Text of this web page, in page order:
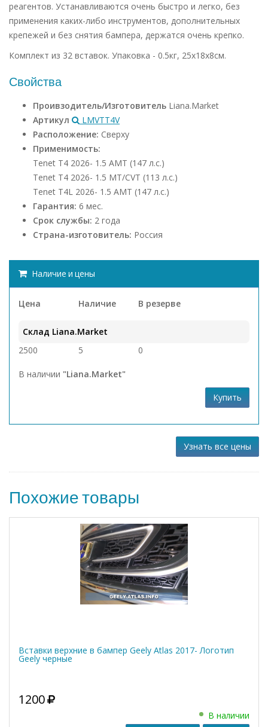
реагентов. Устанавливаются очень быстро и легко, без
применения каких-либо инструментов, дополнительных
крепежей и без снятия бампера, держатся очень крепко.
Комплект из 32 вставок. Упаковка - 0.5кг, 25х18х8см.
Свойства
Проивзодитель/Изготовитель Liana.Market
Артикул
LMVTT4V
Расположение: Сверху
Применимость:
Tenet T4 2026- 1.5 AMT (147 л.с.)
Tenet T4 2026- 1.5 MT/CVT (113 л.с.)
Tenet T4L 2026- 1.5 AMT (147 л.с.)
Гарантия: 6 мес.
Срок службы: 2 года
Страна-изготовитель: Россия
Наличие и цены
Цена Наличие В резерве
Склад Liana.Market
2500
5 0
В наличии "Liana.Market"
Купить
Узнать все цены
Похожие товары
Вставки верхние в бампер Geely Atlas 2017- Логотип
Geely черные
1200
В наличии